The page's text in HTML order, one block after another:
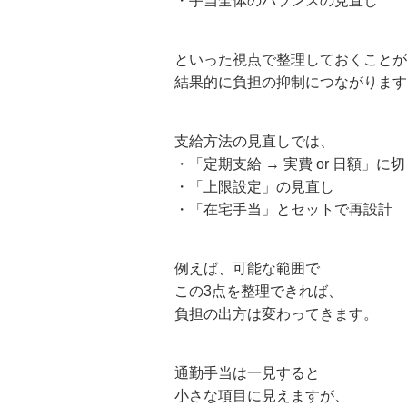
といった視点で整理しておくことが
結果的に負担の抑制につながります
支給方法の見直しでは、
・「定期支給 → 実費 or 日額」に切
・「上限設定」の見直し
・「在宅手当」とセットで再設計
例えば、可能な範囲で
この3点を整理できれば、
負担の出方は変わってきます。
通勤手当は一見すると
小さな項目に見えますが、